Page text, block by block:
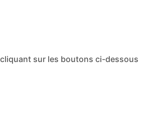
sur les boutons ci-dessous